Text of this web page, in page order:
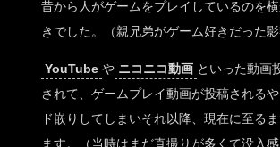
昔から人がゲームをプレイしているのを
きでした。（親兄弟がゲーム好きだった影
YouTube や ニコニコ動画 といった動画
されて、ゲームプレイ動画が投稿されるや
ド嵌りしてしまいそれ以降、現在に至る
ます。（当時はまだ直撮りが多くて没入